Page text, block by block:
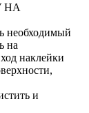
НА
необходимый
на
наклейки
и